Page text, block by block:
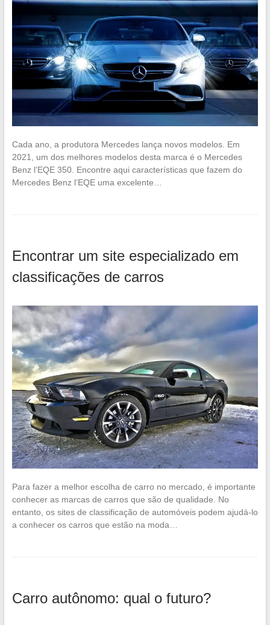
Cada ano, a produtora Mercedes lança novos modelos. Em
2021, um dos melhores modelos desta marca é o Mercedes
Benz l’EQE 350. Encontre aqui características que fazem do
Mercedes Benz l’EQE uma excelente…
Encontrar um site especializado em
classificações de carros
Para fazer a melhor escolha de carro no mercado, é importante
conhecer as marcas de carros que são de qualidade. No
entanto, os sites de classificação de automóveis podem ajudá-lo
a conhecer os carros que estão na moda…
Carro autônomo: qual o futuro?